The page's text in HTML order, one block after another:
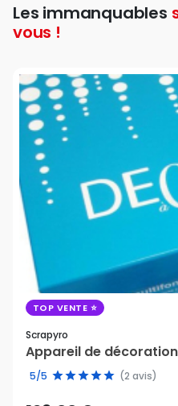
Les immanquables
vous !
TOP VENTE
Scrapyro
Appareil de
5/5 (2 avis)